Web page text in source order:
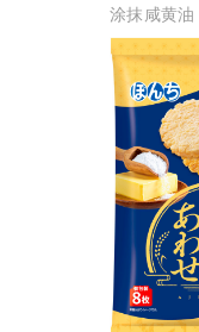
涂抹咸黄油